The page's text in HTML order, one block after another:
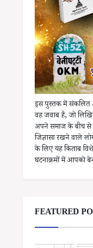
इस पुस्तक में संकलित
वह जवाब है, जो
अपने समाज के बीच से
जिज्ञासा रखने वाले
के लिए यह किताब
घटनाक्रमों में आपको
FEATURED